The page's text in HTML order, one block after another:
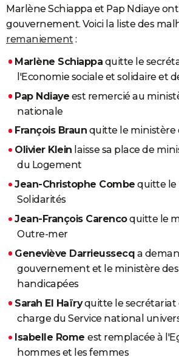
Marlène Schiappa et Pap Ndiaye
gouvernement. Voici la liste des
remaniement :
Marlène Schiappa quitte le
l'Economie sociale et solidaire et
Pap Ndiaye est remercié au
nationale
François Braun quitte le ministère
Olivier Klein laisse sa place de
du Logement
Jean-Christophe Combe quitte le
Solidarités
Jean-François Carencoquitte le
Outre-mer
Geneviève Darrieussecq a
gouvernement et le ministère
handicapées
Sarah El Haïryquitte le secrétariat
charge du Service national
Isabelle Romeest remplacée à
hommes et les femmes